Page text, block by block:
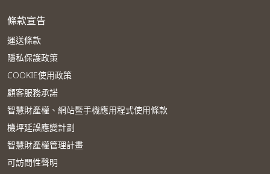
條款宣告
運送條款
隱私保護政策
COOKIE使用政策
顧客服務承諾
智慧財產權、網站暨手機應用程式使用條款
機坪延誤應變計劃
智慧財產權管理計畫
可訪問性聲明